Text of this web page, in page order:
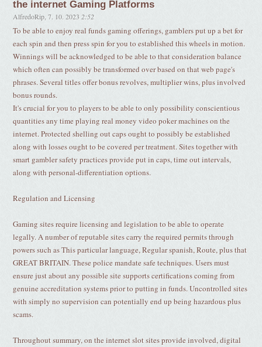
the internet Gaming Platforms
AlfredoRip ,7. 10. 2023 2:52
To be able to enjoy real funds gaming offerings, gamblers put up a bet for
each spin and then press spin for you to established this wheels in motion.
Winnings will be acknowledged to be able to that consideration balance
which often can possibly be transformed over based on that web page's
phrases. Several titles offer bonus revolves, multiplier wins, plus involved
bonus rounds.
It's crucial for you to players to be able to only possibility conscientious
quantities any time playing real money video poker machines on the
internet. Protected shelling out caps ought to possibly be established
along with losses ought to be covered per treatment. Sites together with
smart gambler safety practices provide put in caps, time out intervals,
along with personal-differentiation options.
Regulation and Licensing
Gaming sites require licensing and legislation to be able to operate
legally. A number of reputable sites carry the required permits through
powers such as This particular language, Regular spanish, Route, plus that
GREAT BRITAIN. These police mandate safe techniques. Users must
ensure just about any possible site supports certifications coming from
genuine accreditation systems prior to putting in funds. Uncontrolled sites
with simply no supervision can potentially end up being hazardous plus
scams.
Throughout summary, on the internet slot sites provide involved, digital